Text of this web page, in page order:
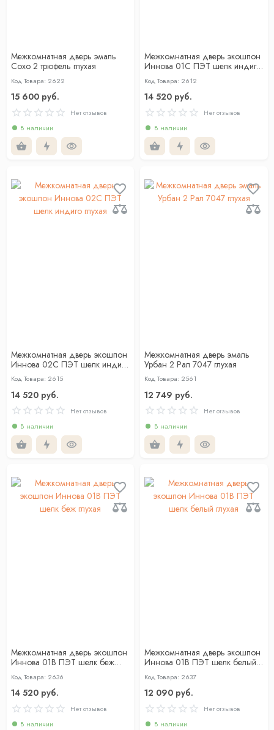
Межкомнатная дверь эмаль
Сохо 2 трюфель глухая
Код Товара: 2622
15 600 руб.
Нет отзывов
В наличии
Межкомнатная дверь экошпон
Иннова 01С ПЭТ шелк индиго
глухая
Код Товара: 2612
14 520 руб.
Нет отзывов
В наличии
Межкомнатная дверь экошпон
Иннова 02С ПЭТ шелк индиго
глухая
Код Товара: 2615
14 520 руб.
Нет отзывов
В наличии
Межкомнатная дверь эмаль
Урбан 2 Рал 7047 глухая
Код Товара: 2561
12 749 руб.
Нет отзывов
В наличии
Межкомнатная дверь экошпон
Иннова 01В ПЭТ шелк беж
глухая
Код Товара: 2636
14 520 руб.
Нет отзывов
В наличии
Межкомнатная дверь экошпон
Иннова 01В ПЭТ шелк белый
глухая
Код Товара: 2637
12 090 руб.
Нет отзывов
В наличии